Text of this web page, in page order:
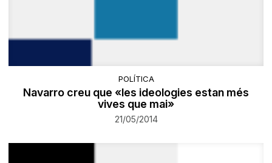
POLÍTICA
Navarro creu que «les ideologies estan més
vives que mai»
21/05/2014